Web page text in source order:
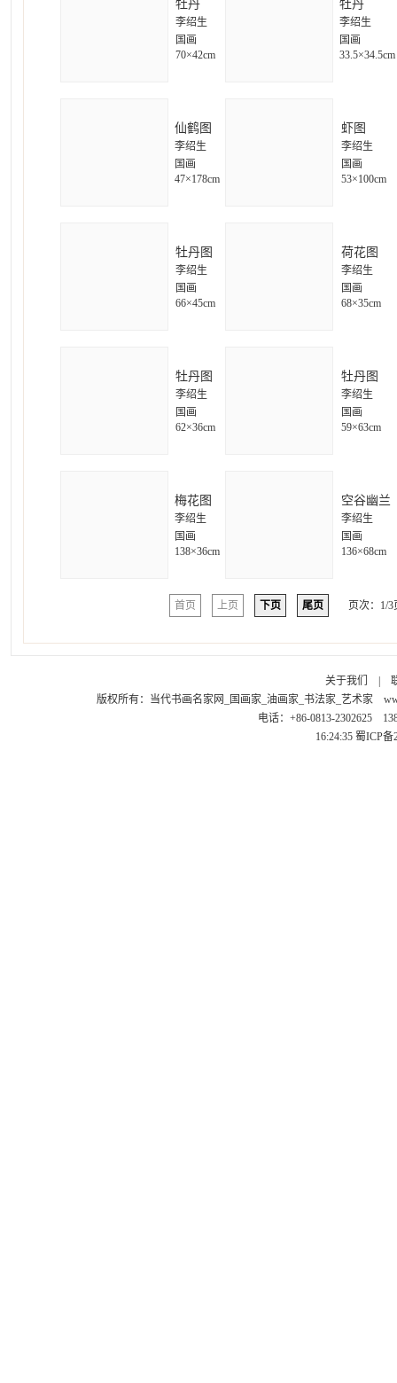
牡丹
李绍生
国画
70×42cm
牡丹
李绍生
国画
33.5×34.5cm
仙鹤图
李绍生
国画
47×178cm
虾图
李绍生
国画
53×100cm
牡丹图
李绍生
国画
66×45cm
荷花图
李绍生
国画
68×35cm
牡丹图
李绍生
国画
62×36cm
牡丹图
李绍生
国画
59×63cm
梅花图
李绍生
国画
138×36cm
空谷幽兰
李绍生
国画
136×68cm
首页 上页 下页 尾页 页次：1/3
关于我们
版权所有： 当代书画名家网_国画家_油画家_书法家_艺术家
电话：+86-0813-2302625
16:24:35 蜀ICP备